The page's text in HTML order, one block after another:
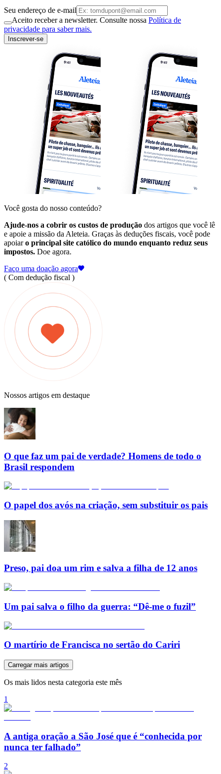
Seu endereço de e-mail
Aceito receber a newsletter. Consulte nossa Política de
privacidade para saber mais.
Inscrever-se
Você gosta do nosso conteúdo?
Ajude-nos a cobrir os custos de produção dos artigos que você lê
e apoie a missão da Aleteia. Graças às deduções fiscais, você pode
apoiaro principal site católico do mundo enquanto reduz seus
impostos. Doe agora.
Faço uma doação agora
( Com dedução fiscal )
Nossos artigos em destaque
O que faz um pai de verdade? Homens de todo o
Brasil respondem
O papel dos avós na criação, sem substituir os pais
Preso, pai doa um rim e salva a filha de 12 anos
Um pai salva o filho da guerra: “Dê-me o fuzil”
O martírio de Francisca no sertão do Cariri
Carregar mais artigos
Os mais lidos nesta categoria este mês
1
A antiga oração a São José que é “conhecida por
nunca ter falhado”
2